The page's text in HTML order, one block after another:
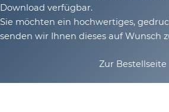
Download verfügbar.
Sie möchten ein hochwertiges,
senden wir Ihnen dieses auf Wunsch
Zur Bestellseite